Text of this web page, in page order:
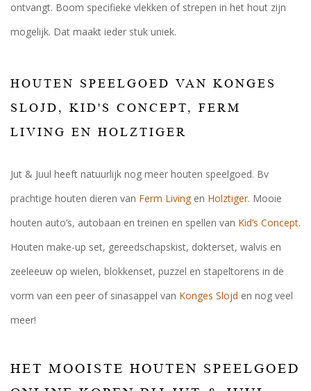
ontvangt. Boom specifieke vlekken of strepen in het hout zijn
mogelijk. Dat maakt ieder stuk uniek.
HOUTEN SPEELGOED VAN KONGES
SLOJD, KID'S CONCEPT, FERM
LIVING EN HOLZTIGER
Jut & Juul heeft natuurlijk nog meer houten speelgoed. Bv
prachtige houten dieren van Ferm Living en Holztiger. Mooie
houten auto’s, autobaan en treinen en spellen van Kid’s Concept.
Houten make-up set, gereedschapskist, dokterset, walvis en
zeeleeuw op wielen, blokkenset, puzzel en stapeltorens in de
vorm van een peer of sinasappel van Konges Slojd en nog veel
meer!
HET MOOISTE HOUTEN SPEELGOED